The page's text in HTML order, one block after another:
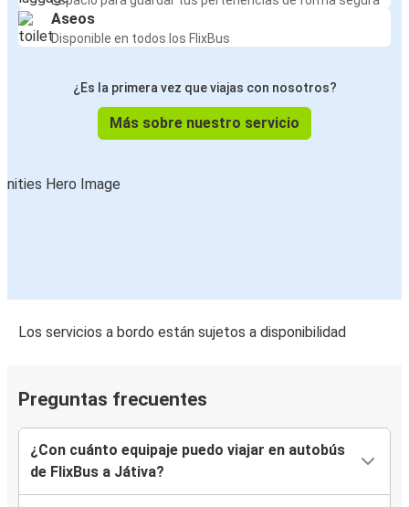
Aseos
Disponible en todos los FlixBus
¿Es la primera vez que viajas con nosotros?
Más sobre nuestro servicio
Los servicios a bordo están sujetos a disponibilidad
Preguntas frecuentes
¿Con cuánto equipaje puedo viajar en autobús
de FlixBus a Játiva?